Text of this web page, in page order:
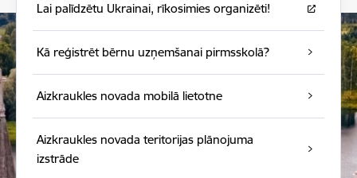
Lai palīdzētu Ukrainai, rīkosimies organizēti!
Kā reģistrēt bērnu uzņemšanai pirmsskolā?
Aizkraukles novada mobilā lietotne
Aizkraukles novada teritorijas plānojuma
izstrāde